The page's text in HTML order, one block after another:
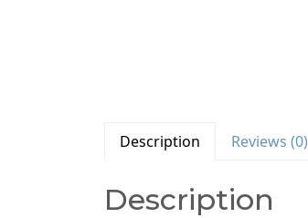
Description Reviews (0)
Description